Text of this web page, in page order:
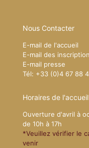
Nous Contacter
E-mail de l'accueil
E-mail des
E-mail presse
Tél: +33 (0)4 67 88
Horaires de
Ouverture d'avril à
de 10h à 17h
*Veuillez vérifier le
venir